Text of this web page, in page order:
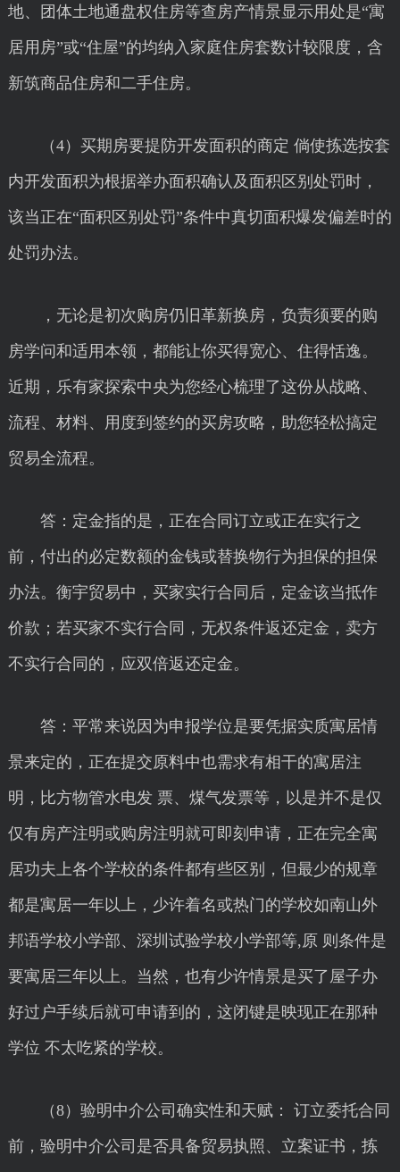
地、团体土地通盘权住房等查房产情景显示用处是“寓
居用房”或“住屋”的均纳入家庭住房套数计较限度，含
新筑商品住房和二手住房。
（4）买期房要提防开发面积的商定 倘使拣选按套
内开发面积为根据举办面积确认及面积区别处罚时，
该当正在“面积区别处罚”条件中真切面积爆发偏差时的
处罚办法。
，无论是初次购房仍旧革新换房，负责须要的购
房学问和适用本领，都能让你买得宽心、住得恬逸。
近期，乐有家探索中央为您经心梳理了这份从战略、
流程、材料、用度到签约的买房攻略，助您轻松搞定
贸易全流程。
答：定金指的是，正在合同订立或正在实行之
前，付出的必定数额的金钱或替换物行为担保的担保
办法。衡宇贸易中，买家实行合同后，定金该当抵作
价款；若买家不实行合同，无权条件返还定金，卖方
不实行合同的，应双倍返还定金。
答：平常来说因为申报学位是要凭据实质寓居情
景来定的，正在提交原料中也需求有相干的寓居注
明，比方物管水电发 票、煤气发票等，以是并不是仅
仅有房产注明或购房注明就可即刻申请，正在完全寓
居功夫上各个学校的条件都有些区别，但最少的规章
都是寓居一年以上，少许着名或热门的学校如南山外
邦语学校小学部、深圳试验学校小学部等,原 则条件是
要寓居三年以上。当然，也有少许情景是买了屋子办
好过户手续后就可申请到的，这闭键是映现正在那种
学位 不太吃紧的学校。
（8）验明中介公司确实性和天赋： 订立委托合同
前，验明中介公司是否具备贸易执照、立案证书，拣